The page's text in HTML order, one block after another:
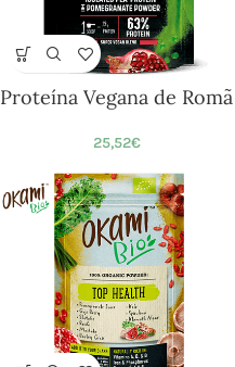
Proteína Vegana de Romã
25,52€